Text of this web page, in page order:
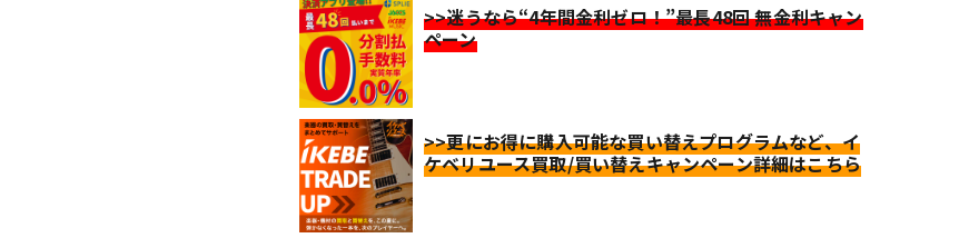
>>迷うなら“4年間金利ゼロ！”最長48回 無金利キャン
ペーン
>>更にお得に購入可能な買い替えプログラムなど、イ
ケベリユース買取/買い替えキャンペーン詳細はこちら